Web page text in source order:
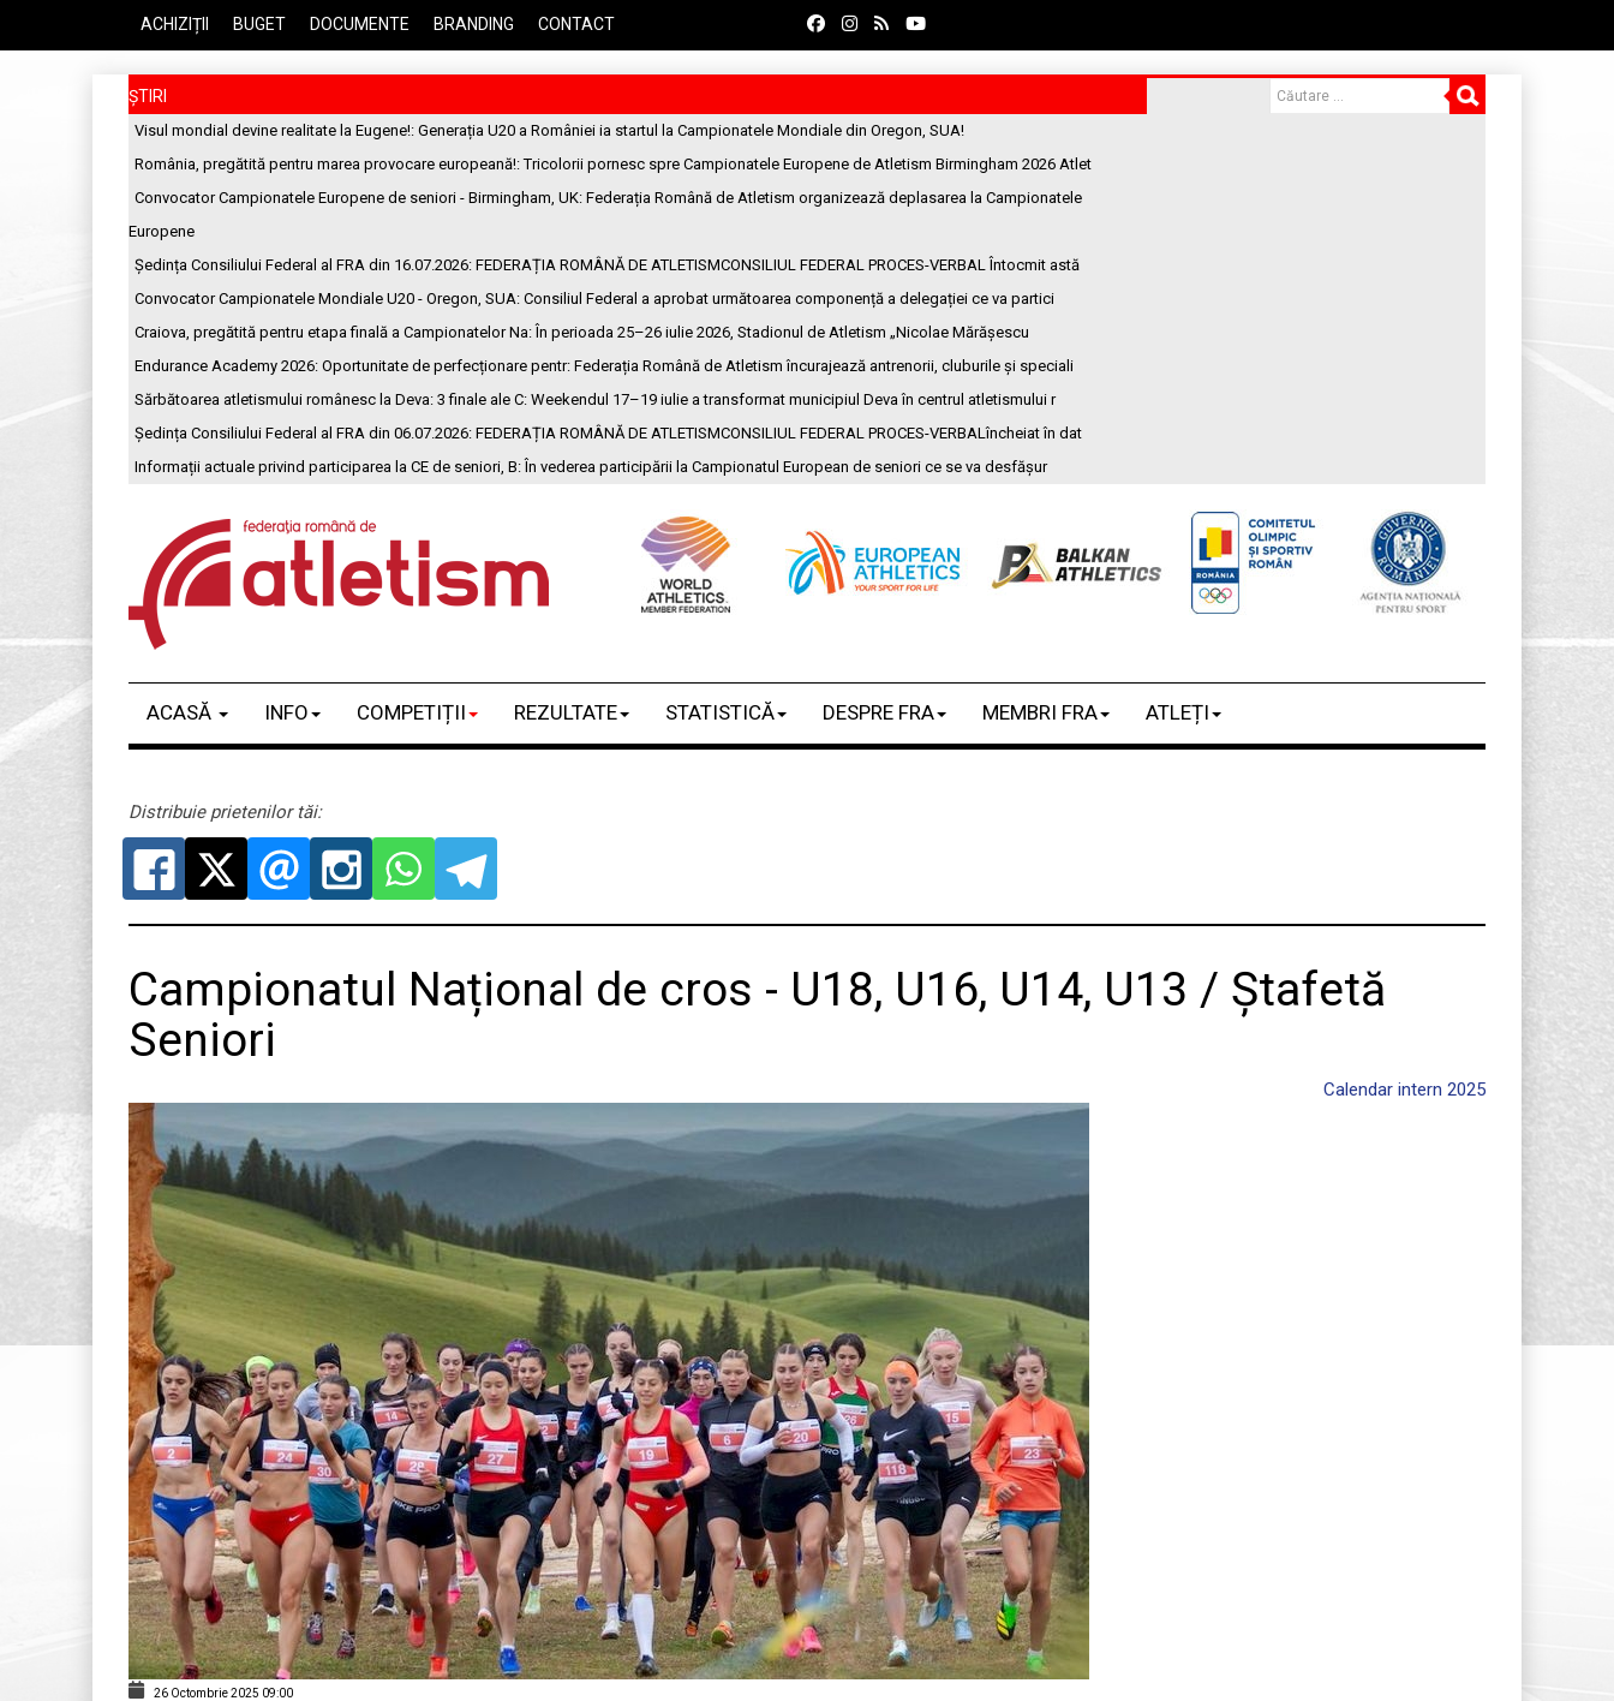
ACHIZIȚII BUGET DOCUMENTE BRANDING CONTACT
ȘTIRI
Visul mondial devine realitate la Eugene!: Generația U20 a României ia startul la Campionatele Mondiale din Oregon, SUA!
România, pregătită pentru marea provocare europeană!: Tricolorii pornesc spre Campionatele Europene de Atletism Birmingham 2026 Atlet
Convocator Campionatele Europene de seniori - Birmingham, UK: Federația Română de Atletism organizează deplasarea la Campionatele
Europene
Ședința Consiliului Federal al FRA din 16.07.2026: FEDERAȚIA ROMÂNĂ DE ATLETISMCONSILIUL FEDERAL PROCES-VERBAL Întocmit astă
Convocator Campionatele Mondiale U20 - Oregon, SUA: Consiliul Federal a aprobat următoarea componență a delegației ce va partici
Craiova, pregătită pentru etapa finală a Campionatelor Na: În perioada 25–26 iulie 2026, Stadionul de Atletism „Nicolae Mărășescu
Endurance Academy 2026: Oportunitate de perfecționare pentr: Federația Română de Atletism încurajează antrenorii, cluburile și speciali
Sărbătoarea atletismului românesc la Deva: 3 finale ale C: Weekendul 17–19 iulie a transformat municipiul Deva în centrul atletismului r
Ședința Consiliului Federal al FRA din 06.07.2026: FEDERAȚIA ROMÂNĂ DE ATLETISMCONSILIUL FEDERAL PROCES-VERBALîncheiat în dat
Informații actuale privind participarea la CE de seniori, B: În vederea participării la Campionatul European de seniori ce se va desfășur
ACASĂ INFO COMPETIȚII REZULTATE STATISTICĂ DESPRE FRA MEMBRI FRA ATLEȚI
Distribuie prietenilor tăi:
Campionatul Național de cros - U18, U16, U14, U13 / Ștafetă
Seniori
Calendar intern 2025
26 Octombrie 2025 09:00